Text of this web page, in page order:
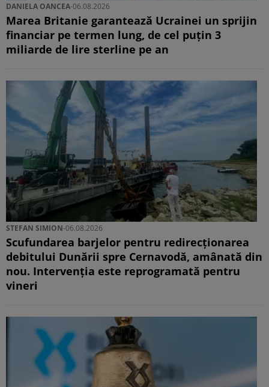
DANIELA OANCEA-06.08.2026
Marea Britanie garantează Ucrainei un sprijin
financiar pe termen lung, de cel puțin 3
miliarde de lire sterline pe an
STEFAN SIMION-06.08.2026
Scufundarea barjelor pentru redirecționarea
debitului Dunării spre Cernavodă, amânată din
nou. Intervenția este reprogramată pentru
vineri